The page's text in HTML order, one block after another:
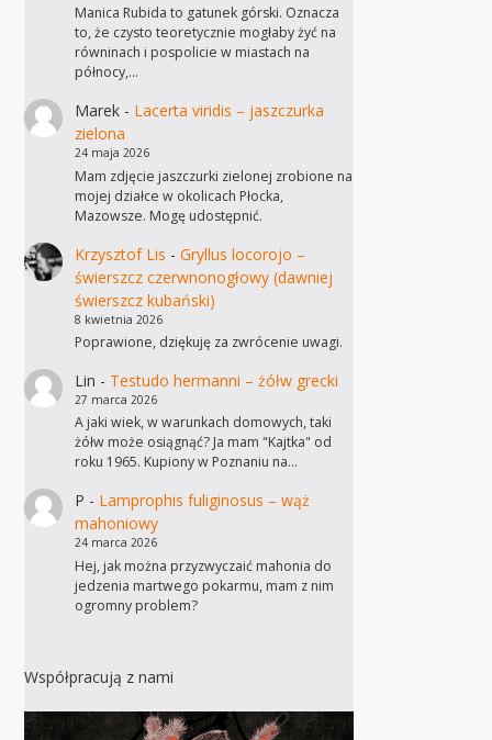
Manica Rubida to gatunek górski. Oznacza
to, że czysto teoretycznie mogłaby żyć na
równinach i pospolicie w miastach na
północy,…
Marek- Lacerta viridis – jaszczurka
zielona
24 maja 2026
Mam zdjęcie jaszczurki zielonej zrobione na
mojej działce w okolicach Płocka,
Mazowsze. Mogę udostępnić.
Krzysztof Lis - Gryllus locorojo –
świerszcz czerwnonogłowy (dawniej
świerszcz kubański)
8 kwietnia 2026
Poprawione, dziękuję za zwrócenie uwagi.
Lin - Testudo hermanni – żółw grecki
27 marca 2026
A jaki wiek, w warunkach domowych, taki
żółw może osiągnąć? Ja mam "Kajtka" od
roku 1965. Kupiony w Poznaniu na…
P - Lamprophis fuliginosus – wąż
mahoniowy
24 marca 2026
Hej, jak można przyzwyczaić mahonia do
jedzenia martwego pokarmu, mam z nim
ogromny problem?
Współpracują z nami